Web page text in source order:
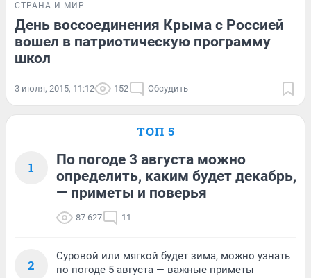
СТРАНА И МИР
День воссоединения Крыма с Россией
вошел в патриотическую программу
школ
3 июля, 2015, 11:12 152 Обсудить
ТОП 5
1
По погоде 3 августа можно
определить, каким будет декабрь,
— приметы и поверья
87 627 11
2
Суровой или мягкой будет зима, можно узнать
по погоде 5 августа — важные приметы